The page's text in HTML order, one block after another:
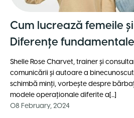
Cum lucrează femeile
Diferențe fundamentale
Shelle Rose Charvet, trainer și
comunicării și autoare a
schimbă minți, vorbește despre
modele operaționale diferite a[...]
08 February, 2024